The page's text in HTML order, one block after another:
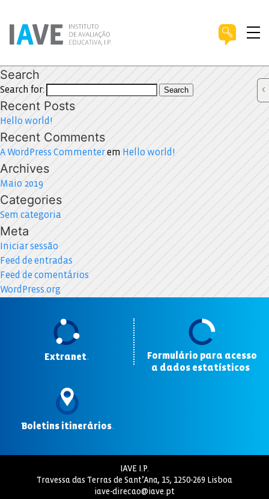
Search
Search for: Search
Recent Posts
Hello world!
Recent Comments
A WordPress Commenterem Hello world!
Archives
Maio 2019
Categories
Sem categoria
Meta
Iniciar sessão
Feed de entradas
Feed de comentários
WordPress.org
Extranet.
Formulário para acesso
a dados estatísticos
Boletins itinerários.
IAVE I.P.
Travessa das Terras de Sant’Ana, 15, 1250-269 Lisboa
iave-direcao@iave.pt